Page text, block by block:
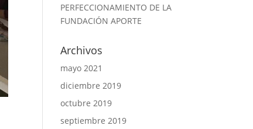
PERFECCIONAMIENTO DE LA
FUNDACIÓN APORTE
Archivos
mayo 2021
diciembre 2019
octubre 2019
septiembre 2019